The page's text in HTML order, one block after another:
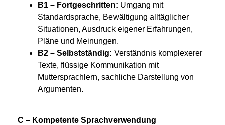
B1 – Fortgeschritten: Umgang mit
Standardsprache, Bewältigung alltäglicher
Situationen, Ausdruck eigener Erfahrungen,
Pläne und Meinungen.
B2 – Selbstständig: Verständnis komplexerer
Texte, flüssige Kommunikation mit
Muttersprachlern, sachliche Darstellung von
Argumenten.
C – Kompetente Sprachverwendung